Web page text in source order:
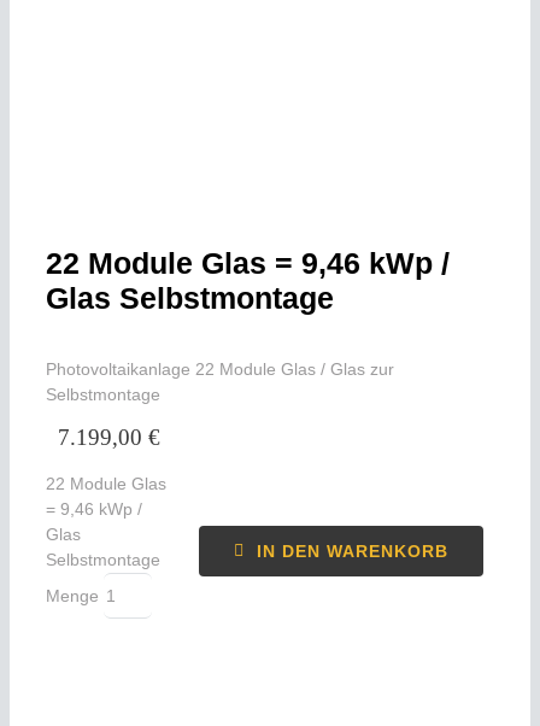
22 Module Glas = 9,46 kWp /
Glas Selbstmontage
Photovoltaikanlage 22 Module Glas / Glas zur
Selbstmontage
7.199,00 €
22 Module Glas
= 9,46 kWp /
Glas
Selbstmontage
Menge
IN DEN WARENKORB